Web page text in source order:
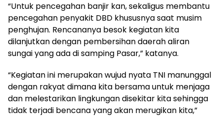
“Untuk pencegahan banjir kan, sekaligus membantu
pencegahan penyakit DBD khususnya saat musim
penghujan. Rencananya besok kegiatan kita
dilanjutkan dengan pembersihan daerah aliran
sungai yang ada di samping Pasar,” katanya.
“Kegiatan ini merupakan wujud nyata TNI manunggal
dengan rakyat dimana kita bersama untuk menjaga
dan melestarikan lingkungan disekitar kita sehingga
tidak terjadi bencana yang akan merugikan kita,”